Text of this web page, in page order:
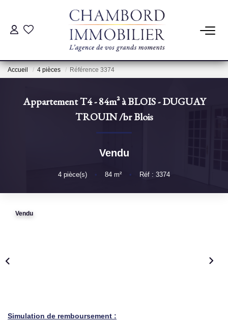
ACHAT
ESTIMATION
Estimation Par Un Professionnel
Accueil 4 pièces Référence 3374
Appartement T4 - 84m² à BLOIS - DUGUAY
TROUIN/brBlois
Vendu
4 pièce(s) • 84 m² • Réf : 3374
Vendu
Simulation de remboursement :